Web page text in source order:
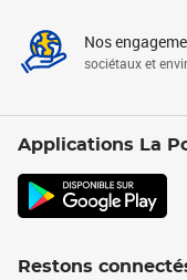
Nos
sociétaux et
Applications La
Restons